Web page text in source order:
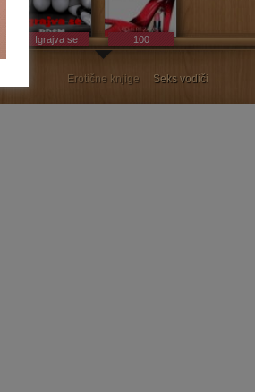
Igrajva se
BDSM |
eknjiga
100
odtenkov
Erotične knjige Seks vodiči